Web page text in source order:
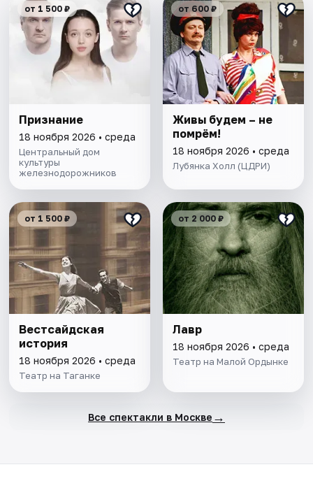
от 1 500 ₽
Признание
18 ноября 2026 • среда
Центральный дом
культуры
железнодорожников
от 600 ₽
Живы будем – не
помрём!
18 ноября 2026 • среда
Лубянка Холл (ЦДРИ)
от 1 500 ₽
Вестсайдская
история
18 ноября 2026 • среда
Театр на Таганке
от 2 000 ₽
Лавр
18 ноября 2026 • среда
Театр на Малой Ордынке
Все спектакли в Москве →